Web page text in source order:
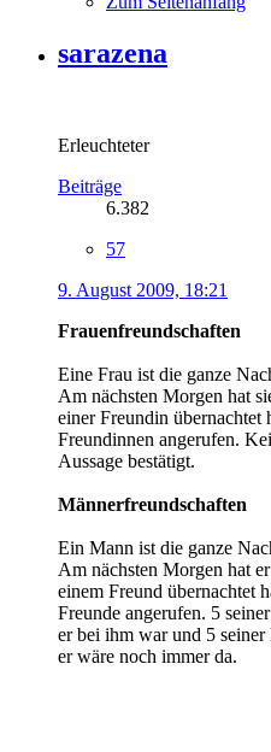
sarazena
Erleuchteter
Beiträge
6.382
57
9. August 2009, 18:21
Frauenfreundschaften
Eine Frau ist die ganze
Am nächsten Morgen hat
einer Freundin übernachtet
Freundinnen angerufen.
Aussage bestätigt.
Männerfreundschaften
Ein Mann ist die ganze
Am nächsten Morgen hat
einem Freund übernachtet
Freunde angerufen. 5
er bei ihm war und 5 seiner
er wäre noch immer da.